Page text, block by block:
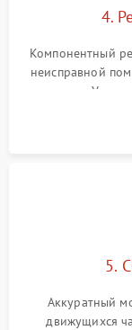
4.
Компонентный
неисправной
жерновов.
ring) и
5.
Аккуратный
движущихся